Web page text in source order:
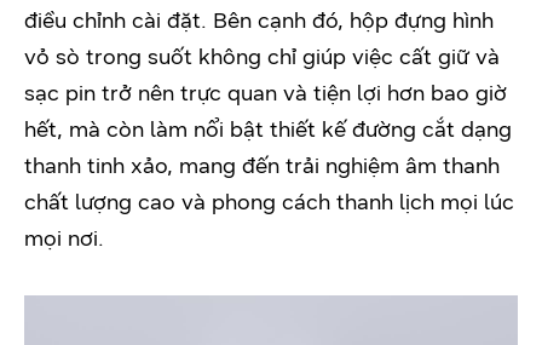
điều chỉnh cài đặt. Bên cạnh đó, hộp đựng hình
vỏ sò trong suốt không chỉ giúp việc cất giữ và
sạc pin trở nên trực quan và tiện lợi hơn bao giờ
hết, mà còn làm nổi bật thiết kế đường cắt dạng
thanh tinh xảo, mang đến trải nghiệm âm thanh
chất lượng cao và phong cách thanh lịch mọi lúc
mọi nơi.